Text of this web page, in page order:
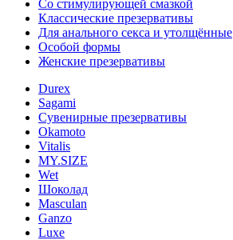
Со стимулирующей смазкой
Классические презервативы
Для анального секса и утолщённые
Особой формы
Женские презервативы
Durex
Sagami
Сувенирные презервативы
Okamoto
Vitalis
MY.SIZE
Wet
Шоколад
Masculan
Ganzo
Luxe